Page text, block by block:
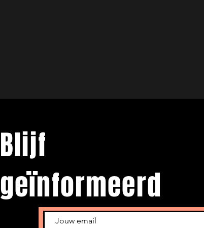
Blijf
geïnformeerd